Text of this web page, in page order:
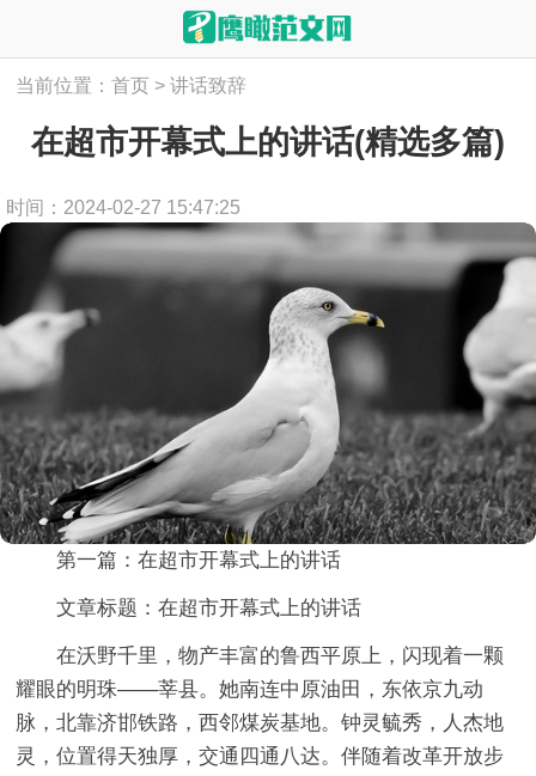
当前位置：首页 > 讲话致辞
在超市开幕式上的讲话(精选多篇)
时间：2024-02-27 15:47:25
第一篇：在超市开幕式上的讲话
文章标题：在超市开幕式上的讲话
在沃野千里，物产丰富的鲁西平原上，闪现着一颗
耀眼的明珠——莘县。她南连中原油田，东依京九动
脉，北靠济邯铁路，西邻煤炭基地。钟灵毓秀，人杰地
灵，位置得天独厚，交通四通八达。伴随着改革开放步